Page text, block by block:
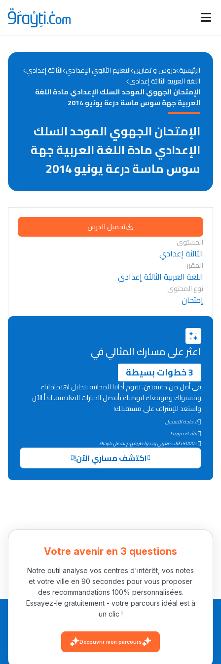
Catégories
d'actualités
Annonces bourses
Collège au Maroc
+ de 78 Sujets
+ de 89 Interviews/Vidéos
الرئيسية دروس و تمارين التعليم الثانوي الإعدادي الثالثة إعدادي
اللغة العربية الثالثة إعدادي
الإمتحان الجهوي الموحد السلك الإعدادي مادة اللغة
العربية جهة سوس ماسة درعة يونيو 2014
الإمتحان الجهوي الموحد السلك
الإعدادي مادة اللغة العربية جهة
سوس ماسة درعة يونيو 2014
تحميل الدرس
المستوى
الثالثة إعدادي
المقرر
اللغة العربية الثالثة إعدادي
نوع المحتوى
إمتحان
اعثر على مسارك المثالي في
3 خطوات بسيطة
في أقل من دقيقتين، تقوم أداتنا المجانية بتحليل اهتماماتك
ومستواك وموقعك لتوصيك بأفضل الخيارات التعليمية. ابدأ الآن
واستعد للإشراف على مستقبلك!
لا حاجة للتسجيل
نتائجك فورية!
+5000 طالب مغربي وجدوا طريقهم بفضل 9rayti.
اكتشف مساري الآن!
Votre avenir en 3 questions
Notre outil analyse vos centres d'intérêt, vos notes
et votre ville en 90 secondes pour vous proposer
des recommandations 100% personnalisées.
Essayez-le gratuitement - votre parcours idéal est à
un clic !
Découvrir mon parcours